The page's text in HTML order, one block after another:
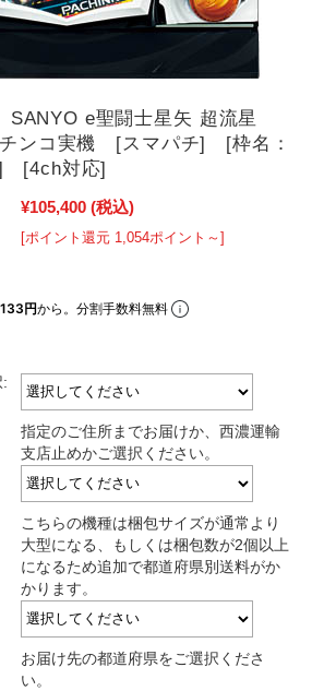
SANYO e聖闘士星矢 超流星
ンコ実機 [スマパチ] [枠名：
[4ch対応]
¥105,400 (税込)
[ポイント還元 1,054ポイント～]
円から。分割手数料無料
:
指定のご住所までお届けか、西濃運輸
支店止めかご選択ください。
こちらの機種は梱包サイズが通常より
大型になる、もしくは梱包数が2個以上
になるため追加で都道府県別送料がか
かります。
お届け先の都道府県をご選択くださ
い。